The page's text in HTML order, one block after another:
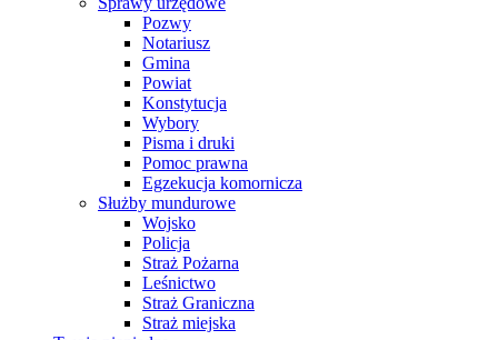
Pozwy
Notariusz
Gmina
Powiat
Konstytucja
Wybory
Pisma i druki
Pomoc prawna
Egzekucja komornicza
Służby mundurowe
Wojsko
Policja
Straż Pożarna
Leśnictwo
Straż Graniczna
Straż miejska